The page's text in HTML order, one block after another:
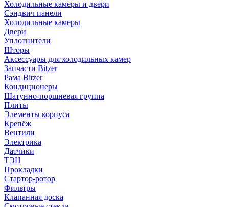
Холодильные камеры и двери
Сэндвич панели
Холодильные камеры
Двери
Уплотнители
Шторы
Аксессуары для холодильных камер
Запчасти Bitzer
Рама Bitzer
Кондиционеры
Шатунно-поршневая группа
Плиты
Элементы корпуса
Крепёж
Вентили
Электрика
Датчики
ТЭН
Прокладки
Стартор-ротор
Фильтры
Клапанная доска